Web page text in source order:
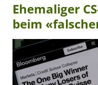
Ehemaliger
beim